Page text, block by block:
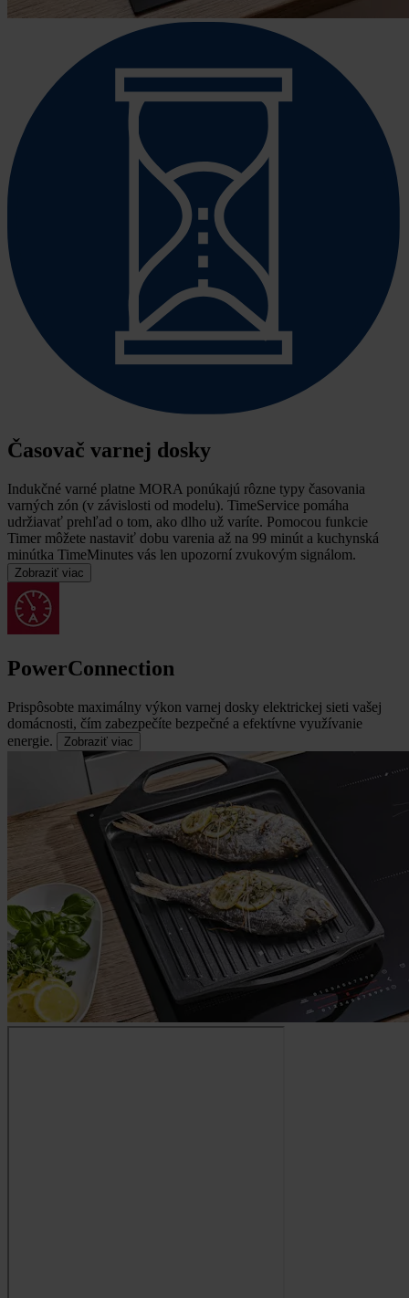
Časovač varnej dosky
Indukčné varné platne MORA ponúkajú rôzne typy časovania
varných zón (v závislosti od modelu). TimeService pomáha
udržiavať prehľad o tom, ako dlho už varíte. Pomocou funkcie
Timer môžete nastaviť dobu varenia až na 99 minút a kuchynská
minútka TimeMinutes vás len upozorní zvukovým signálom.
Zobraziť viac
PowerConnection
Prispôsobte maximálny výkon varnej dosky elektrickej sieti vašej
domácnosti, čím zabezpečíte bezpečné a efektívne využívanie
energie.
Zobraziť viac